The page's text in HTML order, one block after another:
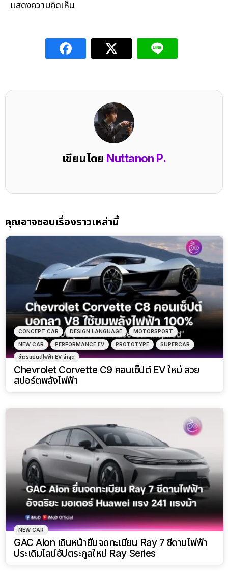
แสดงความคิดเห็น
เขียนโดย Nuttanon P.
คุณอาจชอบเรื่องราวเหล่านี้
CONCEPT CAR DESIGN LANGUAGE MOTORSPORT
NEW CAR PERFORMANCE EV PROTOTYPE SUPERCAR
ข่าวรถยนต์ไฟฟ้า EV ล่าสุด
Chevrolet Corvette C9 คอนเซ็ปต์ EV ใหม่ สวย
สปอร์ตพลังไฟฟ้า
NEW CAR
GAC Aion เดินหน้ายื่นจดทะเบียน Ray 7 ซีดานไฟฟ้า
ประเดิมไลน์อัปตระกูลใหม่ Ray Series